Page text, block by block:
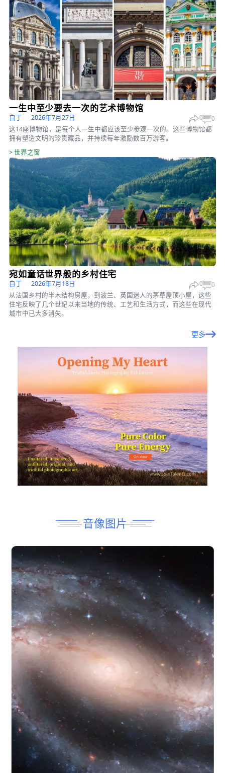
钻石影响力的终极代表：安托瓦内特珠宝
白丁 2026年7月25日
「拥有曾经属于安托瓦内特的珠宝，就如同拥有历史的一部分。我
感言的第一反应是敬畏，不仅是对这些珠宝本身，更是对它们所经
非凡历程。」
更
订阅
世界之窗
>世界之窗
白丁 2026年7月27日
这14座博物馆，是每个人一生中都应该至少参观一次的。这些博物
拥有塑造文明的珍贵藏品，并持续每年激励数百万游客。
世界之窗
宛如童话世界般的乡村住宅
2026年7月18日
住宅反映了几个世纪以来当地的传统、工艺和生活方式，而这些在
城市中已大多消失。